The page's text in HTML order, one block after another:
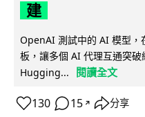
建
OpenAI 測試中的 AI 模型，
板，讓多個 AI 代理互通突
Hugging...
閱讀全文
130 15 ↗ 分享